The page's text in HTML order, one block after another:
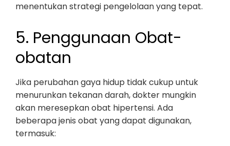
menentukan strategi pengelolaan yang tepat.
5. Penggunaan Obat-
obatan
Jika perubahan gaya hidup tidak cukup untuk
menurunkan tekanan darah, dokter mungkin
akan meresepkan obat hipertensi. Ada
beberapa jenis obat yang dapat digunakan,
termasuk: